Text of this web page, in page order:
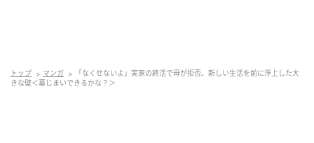
トップ マンガ
「なくせないよ」実家の終活で母が拒否。新しい生活を前に浮上した大
きな壁＜墓じまいできるかな？＞